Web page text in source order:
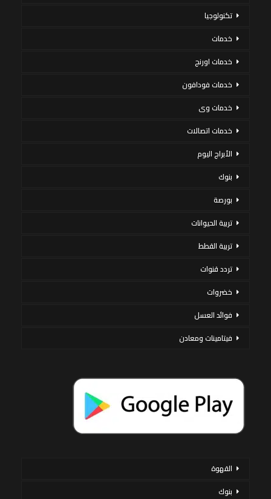
تكنولوجيا
خدمات
خدمات اورنج
خدمات فودافون
خدمات وى
خدمات اتصالات
الأبراج اليوم
بنوك
بورصة
تربية الحيوانات
تربية القطط
تردد قنوات
خضروات
فوائد العسل
فيتامينات ومعادن
القهوة
بنوك